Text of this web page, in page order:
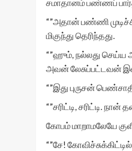
சமாதானம் பண்ணப்
“”அதான் பண்ணி
மிகுந்து தெரிந்தது.
“”ஹும், நல்லது செய்ய
அவன் லேசுப்பட்டவன்
“”இது புருசன்
“”சரிட்டி, சரிட்டி.
கோபம் மாறாமலேயே
“”சே!